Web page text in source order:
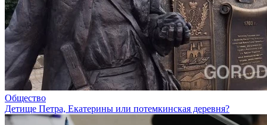
Общество
Детище Петра, Екатерины или потемкинская деревня?